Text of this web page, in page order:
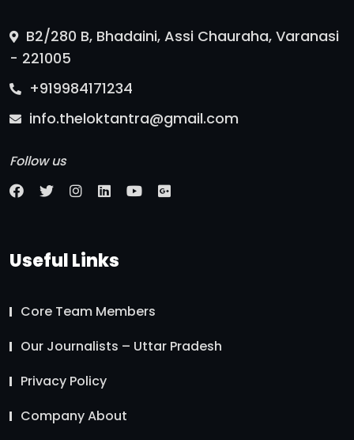
B2/280 B, Bhadaini, Assi Chauraha, Varanasi
- 221005
+919984171234
info.theloktantra@gmail.com
Follow us
Useful Links
Core Team Members
Our Journalists – Uttar Pradesh
Privacy Policy
Company About